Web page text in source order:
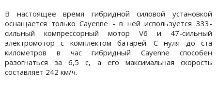
В настоящее время гибридной силовой установкой
оснащается только Cayenne - в ней используется 333-
сильный компрессорный мотор V6 и 47-сильный
электромотор с комплектом батарей. С нуля до ста
километров в час гибридный Cayenne способен
разогнаться за 6,5 с, а его максимальная скорость
составляет 242 км/ч.